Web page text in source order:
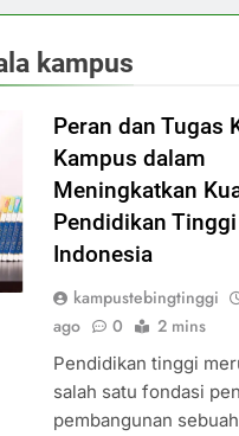
kampus
Peran dan Tugas
Kampus dalam
Meningkatkan
Pendidikan
Indonesia
kampustebingtinggi
ago
0 2 mins
Pendidikan tinggi
salah satu fondasi
pembangunan